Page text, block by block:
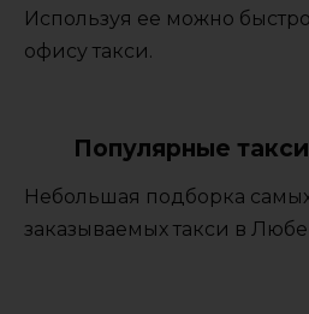
Используя ее можно
офису такси.
Популярные
Небольшая подборка самых
заказываемых такси в